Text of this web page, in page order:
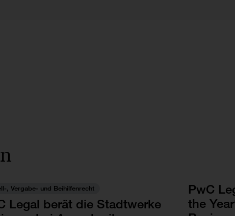
, Vergabe- und Beihilfenrecht
Legal berät die Stadtwerke
PwC
the